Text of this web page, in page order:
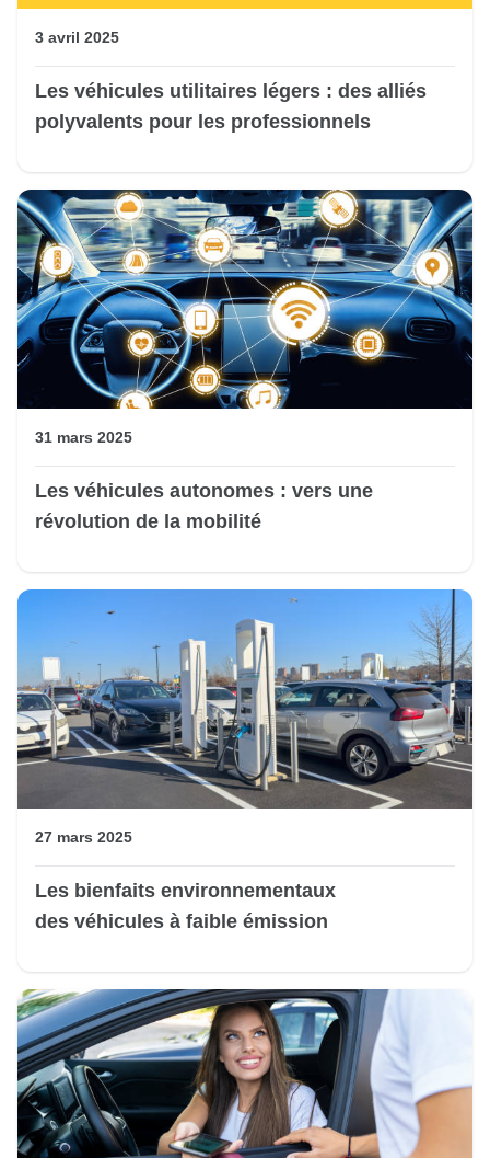
3 avril 2025
Les véhicules utilitaires légers : des alliés
polyvalents pour les professionnels
31 mars 2025
Les véhicules autonomes : vers une
révolution de la mobilité
27 mars 2025
Les bienfaits environnementaux
des véhicules à faible émission